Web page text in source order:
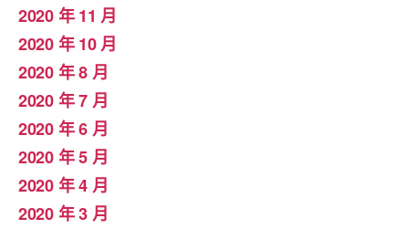
2020 年 11 月
2020 年 10 月
2020 年 8 月
2020 年 7 月
2020 年 6 月
2020 年 5 月
2020 年 4 月
2020 年 3 月